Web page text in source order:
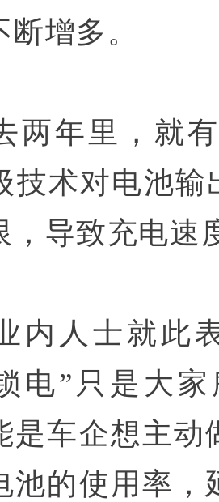
增多。
两年里，就
技术对电池
，导致充电速
内人士就此
电”只是大
是车企想主
池的使用率